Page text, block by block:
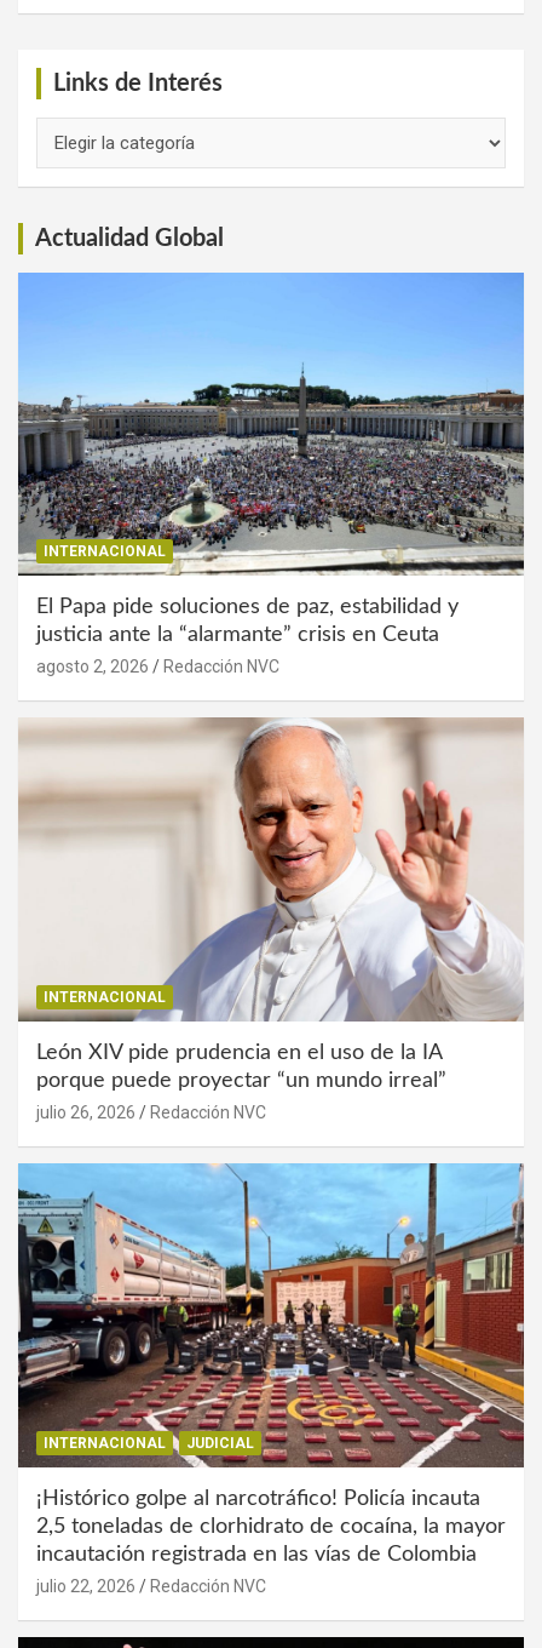
Links de Interés
Actualidad Global
INTERNACIONAL
El Papa pide soluciones de paz, estabilidad y
justicia ante la “alarmante” crisis en Ceuta
agosto 2, 2026 Redacción NVC
INTERNACIONAL
León XIV pide prudencia en el uso de la IA
porque puede proyectar “un mundo irreal”
julio 26, 2026 Redacción NVC
INTERNACIONAL JUDICIAL
¡Histórico golpe al narcotráfico! Policía incauta
2,5 toneladas de clorhidrato de cocaína, la mayor
incautación registrada en las vías de Colombia
julio 22, 2026 Redacción NVC